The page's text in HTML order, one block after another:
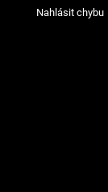
Nahlásit chybu